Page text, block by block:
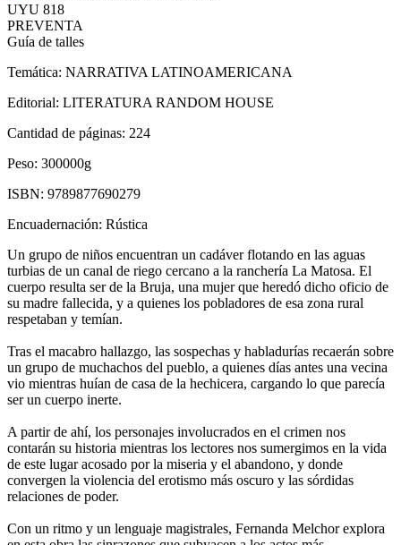
UYU 818
PREVENTA
Guía de talles
Temática: NARRATIVA LATINOAMERICANA
Editorial: LITERATURA RANDOM HOUSE
Cantidad de páginas: 224
Peso: 300000g
ISBN: 9789877690279
Encuadernación: Rústica
Un grupo de niños encuentran un cadáver flotando en las aguas
turbias de un canal de riego cercano a la ranchería La Matosa. El
cuerpo resulta ser de la Bruja, una mujer que heredó dicho oficio de
su madre fallecida, y a quienes los pobladores de esa zona rural
respetaban y temían.
Tras el macabro hallazgo, las sospechas y habladurías recaerán sobre
un grupo de muchachos del pueblo, a quienes días antes una vecina
vio mientras huían de casa de la hechicera, cargando lo que parecía
ser un cuerpo inerte.
A partir de ahí, los personajes involucrados en el crimen nos
contarán su historia mientras los lectores nos sumergimos en la vida
de este lugar acosado por la miseria y el abandono, y donde
convergen la violencia del erotismo más oscuro y las sórdidas
relaciones de poder.
Con un ritmo y un lenguaje magistrales, Fernanda Melchor explora